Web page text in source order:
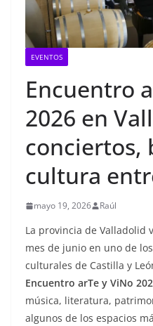
EVENTOS
Encuentro
2026 en
conciertos,
cultura
mayo 19, 2026 Raúl
La provincia de Valladolid
mes de junio en uno de
culturales de Castilla y
Encuentro arTe y ViNo
música, literatura,
algunos de los espacios